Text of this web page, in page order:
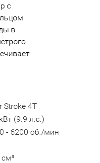
с
в
Stroke 4Т
(9.9 л.с.)
- 6200 об./мин